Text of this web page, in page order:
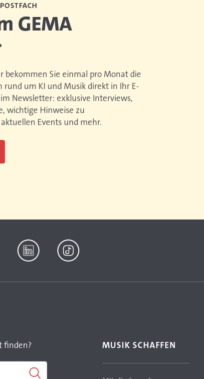
GEMA
bekommen Sie einmal pro Monat die
um KI und Musik direkt in Ihr E-
Newsletter: exklusive Interviews,
wichtige Hinweise zu
Events und mehr.
finden? MUSIK SCHAFFEN